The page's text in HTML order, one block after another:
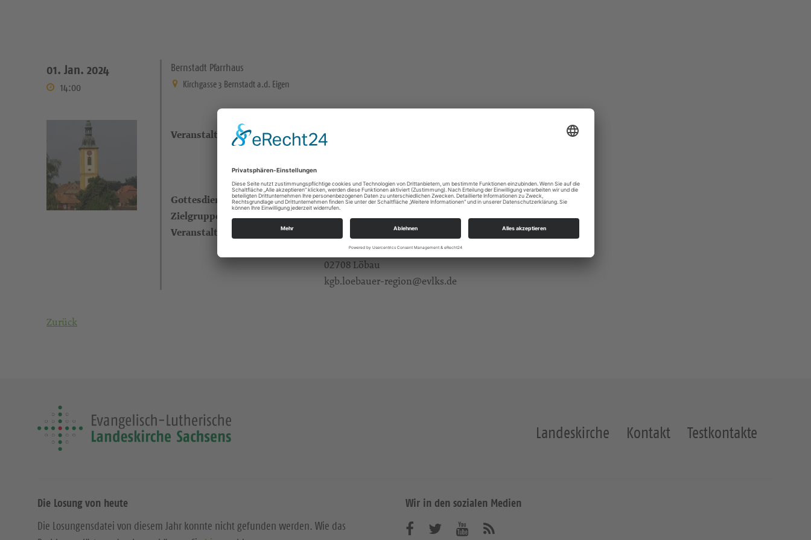
01. Jan. 2024
14:00
Bernstadt Pfarrhaus
Kirchgasse 3 Bernstadt a.d. Eigen
Veranstaltungsort
Bernstadt Pfarrhaus
Kirchgemeinde auf dem Eigen
Gottesdienstleitende Pfarrerin Dorothee Markert dorothee.markert@evlks.de
Zielgruppe Alle
Veranstalter KGB Löbauer Region
Johannisplatz 1
02708 Löbau
kgb.loebauer-region@evlks.de
Zurück
Landeskirche Kontakt Testkontakte
Die Losung von heute
Die Losungensdatei von diesem Jahr konnte nicht gefunden werden. Wie das
Wir in den sozialen Medien
B B B
A